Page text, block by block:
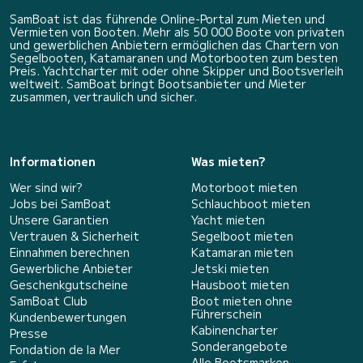
SamBoat ist das führende Online-Portal zum Mieten und
Vermieten von Booten. Mehr als 50 000 Boote von privaten
und gewerblichen Anbietern ermöglichen das Chartern von
Segelbooten, Katamaranen und Motorbooten zum besten
Preis. Yachtcharter mit oder ohne Skipper und Bootsverleih
weltweit. SamBoat bringt Bootsanbieter und Mieter
zusammen, vertraulich und sicher.
Informationen
Wer sind wir?
Jobs bei SamBoat
Unsere Garantien
Vertrauen & Sicherheit
Einnahmen berechnen
Gewerbliche Anbieter
Geschenkgutscheine
SamBoat Club
Kundenbewertungen
Presse
Fondation de la Mer
Was mieten?
Motorboot mieten
Schlauchboot mieten
Yacht mieten
Segelboot mieten
Katamaran mieten
Jetski mieten
Hausboot mieten
Boot mieten ohne
Führerschein
Kabinencharter
Sonderangebote